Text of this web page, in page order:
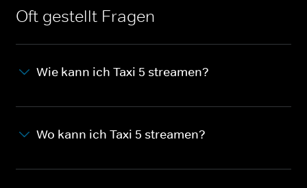
Oft gestellt Fragen
Wie kann ich Taxi 5 streamen?
Wo kann ich Taxi 5 streamen?